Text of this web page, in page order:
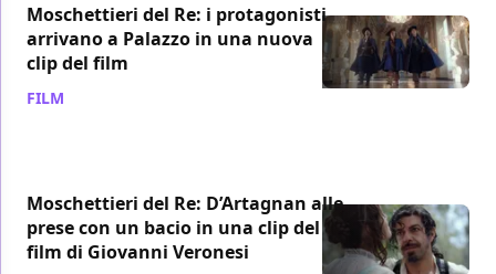
Moschettieri del Re: i protagonisti
arrivano a Palazzo in una nuova
clip del film
FILM
Moschettieri del Re: D’Artagnan alle
prese con un bacio in una clip del
film di Giovanni Veronesi